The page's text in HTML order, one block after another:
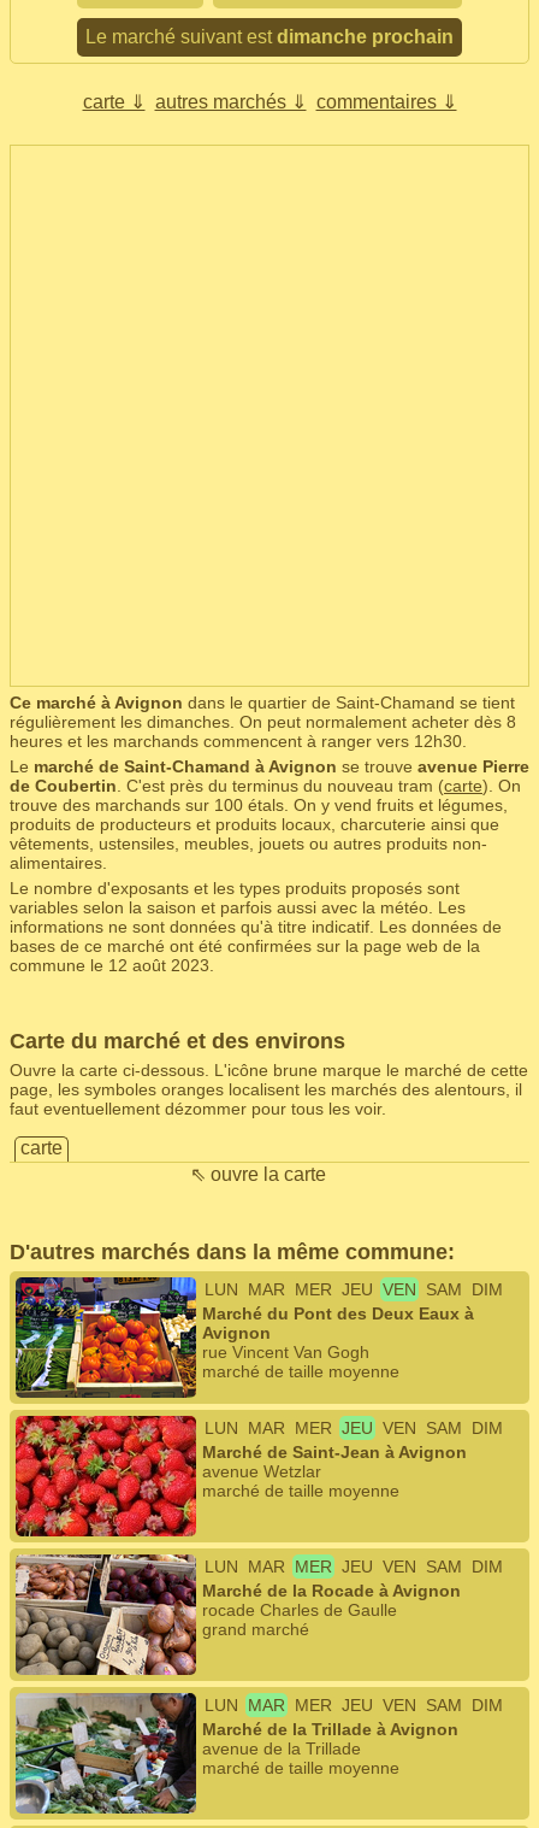
Le marché suivant estdimanche prochain
carte ⇓ autres marchés ⇓ commentaires ⇓
Ce marché à Avignon dans le quartier de Saint-Chamand se tient
régulièrement les dimanches. On peut normalement acheter dès 8
heures et les marchands commencent à ranger vers 12h30.
Le marché de Saint-Chamand à Avignon se trouve avenue Pierre
de Coubertin . C'est près du terminus du nouveau tram (carte). On
trouve des marchands sur 100 étals. On y vend fruits et légumes,
produits de producteurs et produits locaux, charcuterie ainsi que
vêtements, ustensiles, meubles, jouets ou autres produits non-
alimentaires.
Le nombre d'exposants et les types produits proposés sont
variables selon la saison et parfois aussi avec la météo. Les
informations ne sont données qu'à titre indicatif. Les données de
bases de ce marché ont été confirmées sur la page web de la
commune le 12 août 2023.
Carte du marché et des environs
Ouvre la carte ci-dessous. L'icône brune marque le marché de cette
page, les symboles oranges localisent les marchés des alentours, il
faut eventuellement dézommer pour tous les voir.
carte
⇖ ouvre la carte
D'autres marchés dans la même commune:
LUN MAR MER JEU VEN SAM
DIM
Marché du Pont des Deux Eaux à
Avignon
rue Vincent Van Gogh
marché de taille moyenne
LUN MAR MER JEU VEN SAM
DIM
Marché de Saint-Jean à Avignon
avenue Wetzlar
marché de taille moyenne
LUN MAR MER JEU VEN SAM
DIM
Marché de la Rocade à Avignon
rocade Charles de Gaulle
grand marché
LUN MAR MER JEU VEN SAM
DIM
Marché de la Trillade à Avignon
avenue de la Trillade
marché de taille moyenne